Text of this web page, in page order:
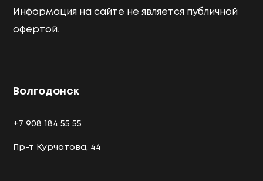
Информация на сайте не является публичной
офертой.
Волгодонск
+7 908 184 55 55
Пр-т Курчатова, 44